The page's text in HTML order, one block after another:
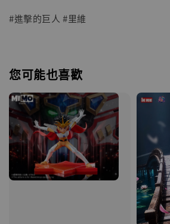
#進擊的巨人 #里維
您可能也喜歡